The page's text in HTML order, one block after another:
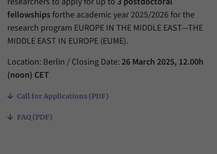
fellowships forthe academic year 2025/2026 for the
research program EUROPE IN THE MIDDLE EAST—THE
MIDDLE EAST IN EUROPE (EUME).
Location: Berlin / Closing Date: 26 March 2025, 12.00h
(noon) CET
Call for Applications (PDF)
FAQ (PDF)
Zweck
generierte ID, für die historische Speicherung
Ihrer vorgenommen Einstellungen, falls der
Webseiten-Betreiber dies eingestellt hat.
Name _pk_ref
Anbieter Matomo
Laufzeit 6 Monate
Zweck
welcher Internetseite oder Suchmaschine
Besucher durch eine Verlinkung auf unsere